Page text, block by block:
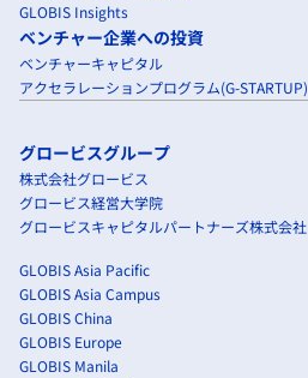
GLOBIS Insights
ベンチャー企業への投資
ベンチャーキャピタル
アクセラレーションプログラム(G-STARTUP)
グロービスグループ
株式会社グロービス
グロービス経営大学院
グロービスキャピタルパートナーズ株式会社
GLOBIS Asia Pacific
GLOBIS Asia Campus
GLOBIS China
GLOBIS Europe
GLOBIS Manila